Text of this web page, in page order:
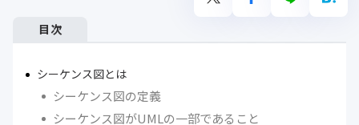
目次
シーケンス図とは
シーケンス図の定義
シーケンス図がUMLの一部であること